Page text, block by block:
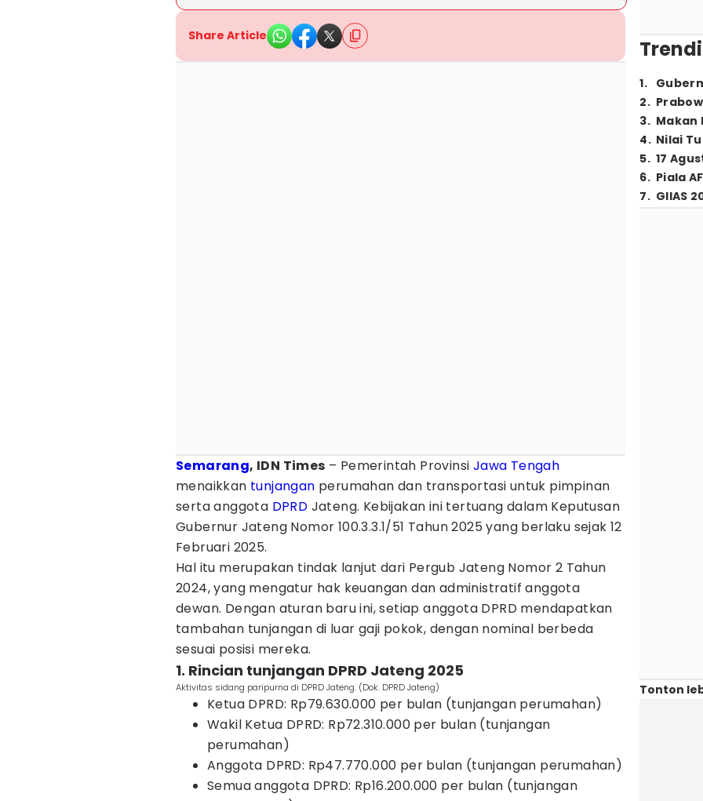
Share Article
Semarang, IDN Times – Pemerintah Provinsi Jawa Tengah
menaikkan tunjangan perumahan dan transportasi untuk pimpinan
serta anggota DPRD Jateng. Kebijakan ini tertuang dalam Keputusan
Gubernur Jateng Nomor 100.3.3.1/51 Tahun 2025 yang berlaku sejak 12
Februari 2025.
Hal itu merupakan tindak lanjut dari Pergub Jateng Nomor 2 Tahun
2024, yang mengatur hak keuangan dan administratif anggota
dewan. Dengan aturan baru ini, setiap anggota DPRD mendapatkan
tambahan tunjangan di luar gaji pokok, dengan nominal berbeda
sesuai posisi mereka.
1. Rincian tunjangan DPRD Jateng 2025
Aktivitas sidang paripurna di DPRD Jateng. (Dok. DPRD Jateng)
Ketua DPRD: Rp79.630.000 per bulan (tunjangan perumahan)
Wakil Ketua DPRD: Rp72.310.000 per bulan (tunjangan
perumahan)
Anggota DPRD: Rp47.770.000 per bulan (tunjangan perumahan)
Semua anggota DPRD: Rp16.200.000 per bulan (tunjangan
1.
2.
3. Makan
4. Nilai
5. 17
6. Piala
7. GIIAS
Tonton